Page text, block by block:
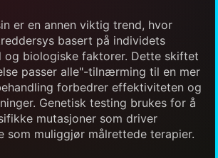
er en annen viktig trend, hvor
basert på individets
og biologiske faktorer. Dette skiftet
passer alle"-tilnærming til en mer
forbedrer effektiviteten og
Genetisk testing brukes for å
mutasjoner som driver
som muliggjør målrettede terapier.